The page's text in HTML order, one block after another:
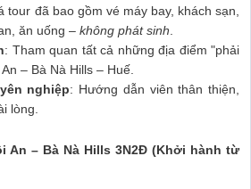
tour đã bao gồm vé máy bay, khách sạn,
ăn uống – không phát sinh.
: Tham quan tất cả những địa điểm "phải
– Bà Nà Hills – Huế.
nghiệp: Hướng dẫn viên thân thiện,
lòng.
An – Bà Nà Hills 3N2Đ (Khởi hành từ